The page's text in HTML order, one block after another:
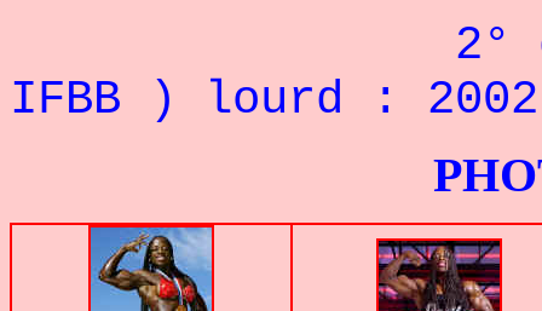
2°
IFBB ) lourd : 2002
PHOTOS